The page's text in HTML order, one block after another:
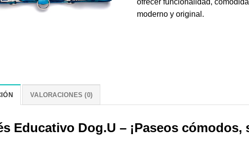
moderno y original.
VALORACIONES (0)
Educativo Dog.U – ¡Paseos